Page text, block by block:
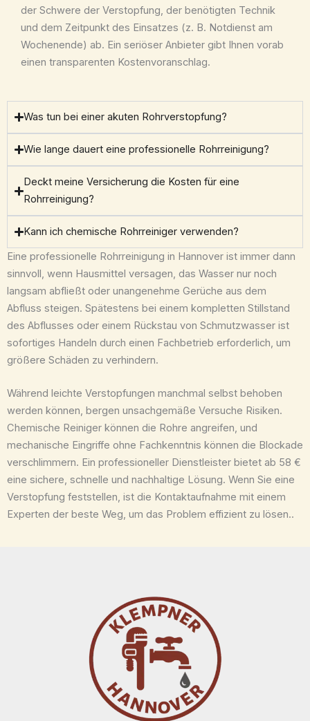
der Schwere der Verstopfung, der benötigten Technik
und dem Zeitpunkt des Einsatzes (z. B. Notdienst am
Wochenende) ab. Ein seriöser Anbieter gibt Ihnen vorab
einen transparenten Kostenvoranschlag.
Was tun bei einer akuten Rohrverstopfung?
Wie lange dauert eine professionelle Rohrreinigung?
Deckt meine Versicherung die Kosten für eine
Rohrreinigung?
Kann ich chemische Rohrreiniger verwenden?
Eine professionelle Rohrreinigung in Hannover ist immer dann
sinnvoll, wenn Hausmittel versagen, das Wasser nur noch
langsam abfließt oder unangenehme Gerüche aus dem
Abfluss steigen. Spätestens bei einem kompletten Stillstand
des Abflusses oder einem Rückstau von Schmutzwasser ist
sofortiges Handeln durch einen Fachbetrieb erforderlich, um
größere Schäden zu verhindern.
Während leichte Verstopfungen manchmal selbst behoben
werden können, bergen unsachgemäße Versuche Risiken.
Chemische Reiniger können die Rohre angreifen, und
mechanische Eingriffe ohne Fachkenntnis können die Blockade
verschlimmern. Ein professioneller Dienstleister bietet ab 58 €
eine sichere, schnelle und nachhaltige Lösung. Wenn Sie eine
Verstopfung feststellen, ist die Kontaktaufnahme mit einem
Experten der beste Weg, um das Problem effizient zu lösen..